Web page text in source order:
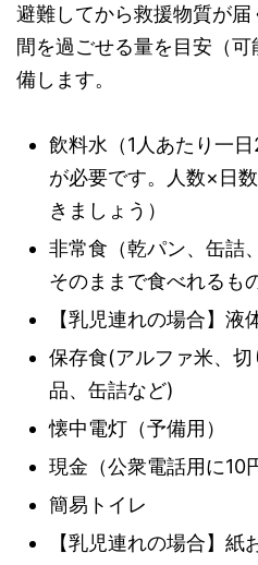
避難してから救援物質が
間を過ごせる量を目安（
備します。
飲料水（1人あたり一
が必要です。人数×日
きましょう）
非常食（乾パン、缶詰
そのままで食べれるも
【乳児連れの場合】液
保存食(アルファ米、
品、缶詰など)
懐中電灯（予備用）
現金（公衆電話用に10
簡易トイレ
【乳児連れの場合】紙